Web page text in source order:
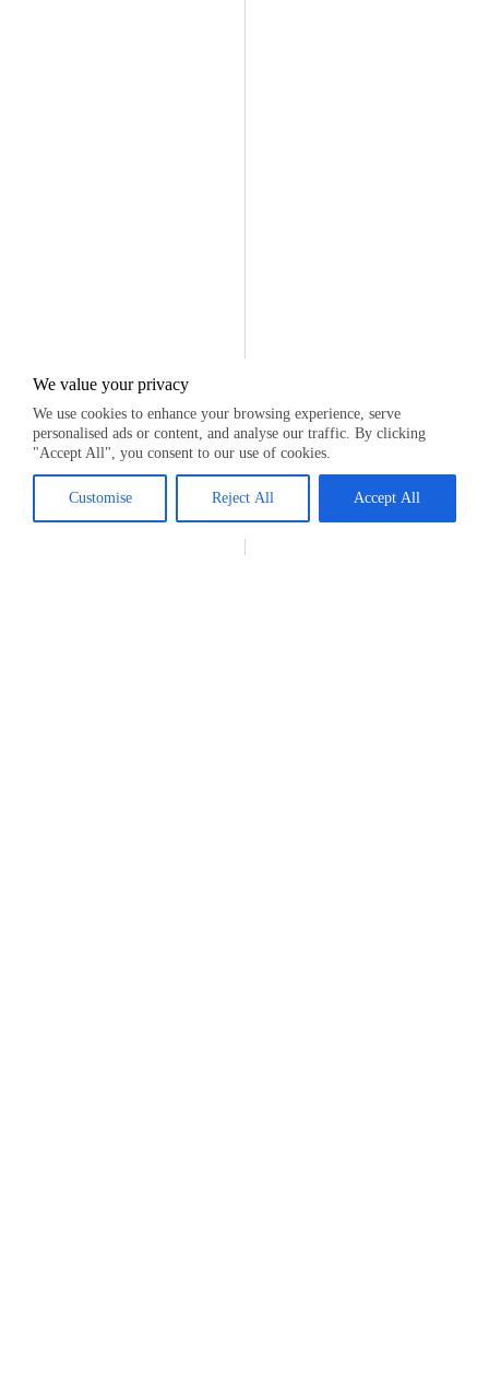
We value your privacy
We use cookies to enhance your browsing experience, serve
personalised ads or content, and analyse our traffic. By clicking
"Accept All", you consent to our use of cookies.
Customise Reject All Accept All